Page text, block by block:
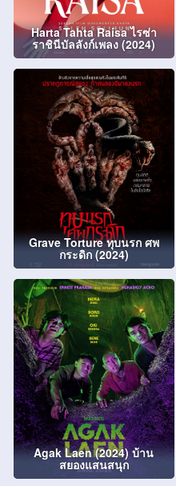
Harta Tahta Raisa ไรซ่า
ราชินีบัลลังก์เพลง (2024)
Grave Torture ทุบนรก ศพ
กระดิก (2024)
Agak Laen (2024) บ้าน
สยองแสนสนุก